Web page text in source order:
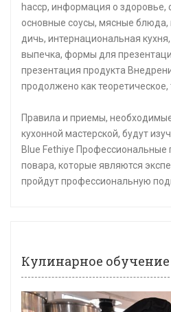
haccp, информация о
основные соусы, мясные блюда,
дичь, интернациональная
выпечка, формы для
презентация продукта
продолжено как теоретическое,
Правила и приемы,
кухонной мастерской, будут
Blue Fethiye Профессиональные
повара, которые являются
пройдут профессиональную
Кулинарное обучение